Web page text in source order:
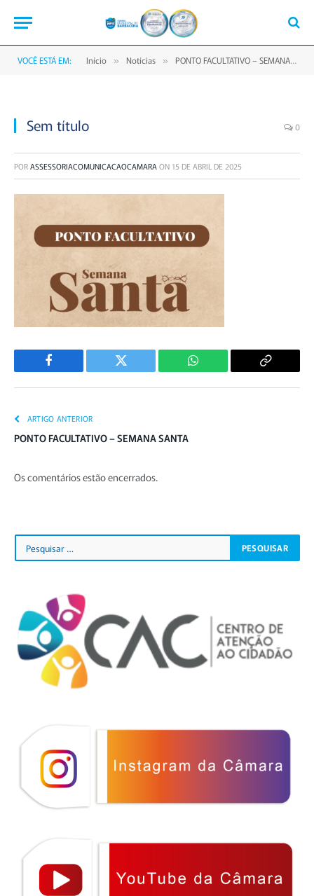
VOCÊ ESTÁ EM: Início » Notícias » PONTO FACULTATIVO – SEMANA SANTA
Sem título 0
PORASSESSORIACOMUNICACAOCAMARAON 15 DE ABRIL DE 2025
Facebook Twitter WhatsApp
Copiar
ARTIGO ANTERIOR
PONTO FACULTATIVO – SEMANA SANTA
Os comentários estão encerrados.